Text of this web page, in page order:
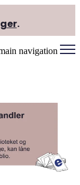
.
navigation